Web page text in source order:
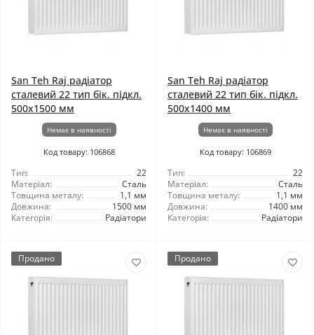
San Teh Raj радіатор
сталевий 22 тип бік. підкл.
500x1500 мм
Немає в наявності
Код товару: 106868
Тип:
22
Матеріал:
Сталь
Товщина металу:
1,1 мм
Довжина:
1500 мм
Категорія:
Радіатори
San Teh Raj радіатор
сталевий 22 тип бік. підкл.
500x1400 мм
Немає в наявності
Код товару: 106869
Тип:
22
Матеріал:
Сталь
Товщина металу:
1,1 мм
Довжина:
1400 мм
Категорія:
Радіатори
Продано Продано